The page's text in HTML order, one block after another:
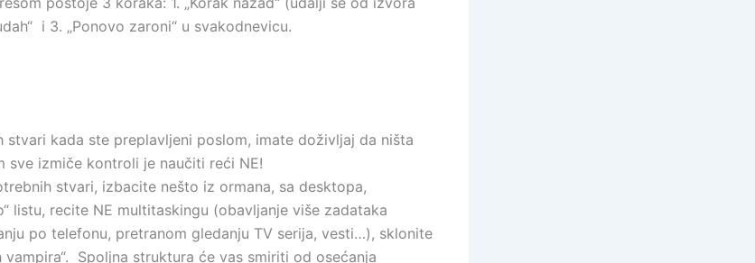
i 3. „Ponovo zaroni“ u svakodnevicu.
stvari kada ste preplavljeni poslom, imate doživljaj da ništa
sve izmiče kontroli je naučiti reći NE!
stvari, izbacite nešto iz ormana, sa desktopa,
listu, recite NE multitaskingu (obavljanje više zadataka
po telefonu, pretranom gledanju TV serija, vesti…), sklonite
vampira“. Spoljna struktura će vas smiriti od osećanja